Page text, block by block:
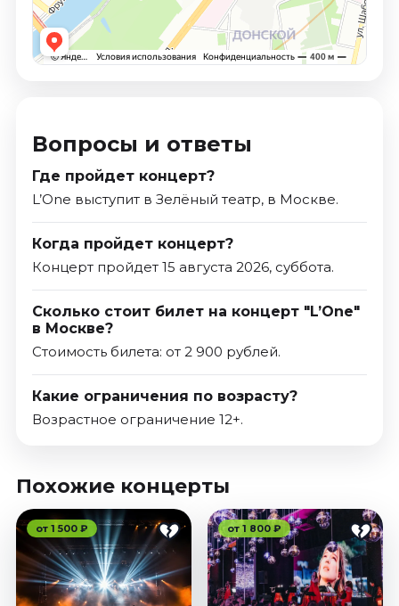
Вопросы и ответы
Где пройдет концерт?
L’One выступит в Зелёный театр, в Москве.
Когда пройдет концерт?
Концерт пройдет 15 августа 2026, суббота.
Сколько стоит билет на концерт "L’One"
в Москве?
Стоимость билета: от 2 900 рублей.
Какие ограничения по возрасту?
Возрастное ограничение 12+.
Похожие концерты
от 1 500 ₽ от 1 800 ₽